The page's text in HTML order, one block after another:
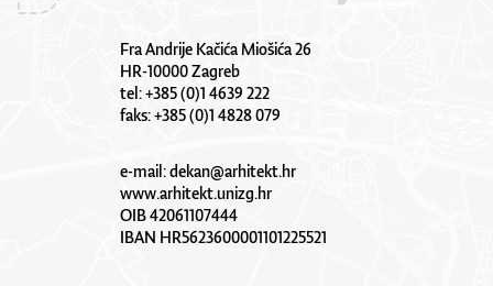
Fra Andrije Kačića Miošića 26
HR-10000 Zagreb
tel: +385 (0)1 4639 222
faks: +385 (0)1 4828 079
e-mail:dekan@arhitekt.hr
www.arhitekt.unizg.hr
OIB 42061107444
IBAN HR5623600001101225521